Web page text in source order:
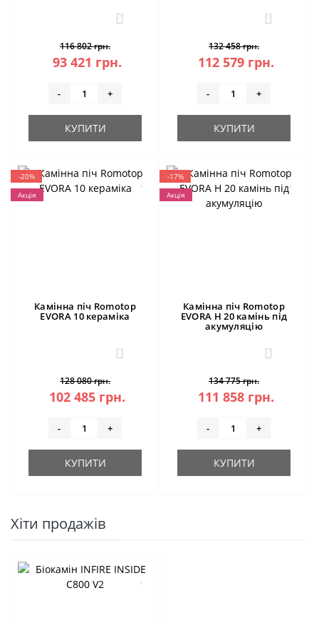
3
116 802 грн.
93 421 грн.
- +
КУПИТИ
0
132 458 грн.
112 579 грн.
- +
КУПИТИ
-20%
Акція
Камінна піч Romotop
EVORA 10 кераміка
1
128 080 грн.
102 485 грн.
- +
КУПИТИ
-17%
Акція
Камінна піч Romotop
EVORA H 20 камінь під
акумуляцію
1
134 775 грн.
111 858 грн.
- +
КУПИТИ
Хіти продажів